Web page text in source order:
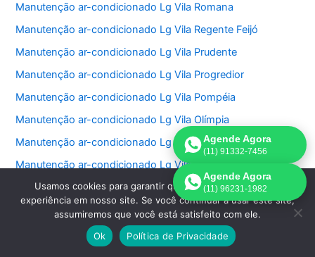
Manutenção ar-condicionado Lg Vila Romana
Manutenção ar-condicionado Lg Vila Regente Feijó
Manutenção ar-condicionado Lg Vila Prudente
Manutenção ar-condicionado Lg Vila Progredior
Manutenção ar-condicionado Lg Vila Pompéia
Manutenção ar-condicionado Lg Vila Olímpia
Manutenção ar-condicionado Lg Vila Nova Conceição
Manutenção ar-condicionado Lg Vila Nivi
Manutenção ar-condicionado Lg Vila Medeiros
Manutenção ar-condicionado Lg Vila Matilde
Manutenção ar-condicionado Lg Vila Mariana
Agende Agora
(11) 91332-7456
Agende Agora
(11) 96231-1982
Usamos cookies para garantir que oferecemos a melhor
experiência em nosso site. Se você continuar a usar este site,
assumiremos que você está satisfeito com ele.
Ok
Política de Privacidade